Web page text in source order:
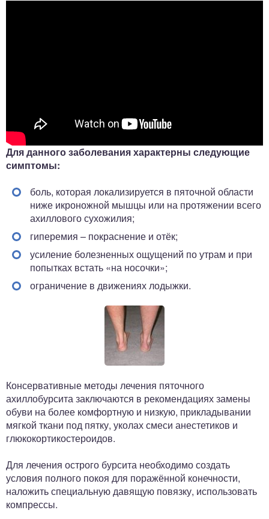
Для данного заболевания характерны следующие
симптомы:
боль, которая локализируется в пяточной области
ниже икроножной мышцы или на протяжении всего
ахиллового сухожилия;
гиперемия – покраснение и отёк;
усиление болезненных ощущений по утрам и при
попытках встать «на носочки»;
ограничение в движениях лодыжки.
Консервативные методы лечения пяточного
ахиллобурсита заключаются в рекомендациях замены
обуви на более комфортную и низкую, прикладывании
мягкой ткани под пятку, уколах смеси анестетиков и
глюкокортикостероидов.
Для лечения острого бурсита необходимо создать
условия полного покоя для поражённой конечности,
наложить специальную давящую повязку, использовать
компрессы.